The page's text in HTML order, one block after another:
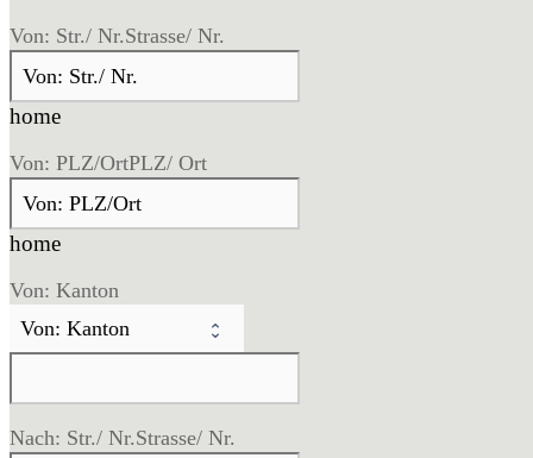
Von: Str./ Nr.Strasse/ Nr.
home
Von: PLZ/OrtPLZ/ Ort
home
Von: Kanton
Nach: Str./ Nr.Strasse/ Nr.